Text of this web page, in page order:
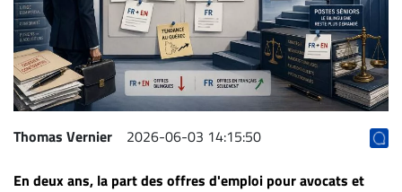
CARRIÈRE
ET
EMPLOIS
AVOCATS
JURISTES
Thomas Vernier 2026-06-03 14:15:50
En deux ans, la part des offres d'emploi pour avocats et